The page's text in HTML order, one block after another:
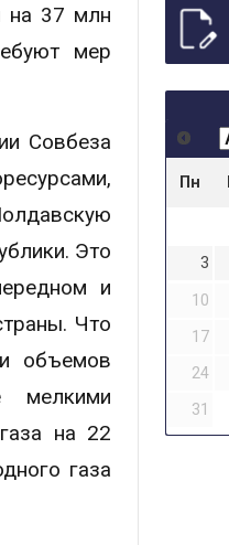
на 37 млн
мер
Совбеза
Это
и
Что
объемов
мелкими
на 22
газа
Пн
3
10
17
24
31